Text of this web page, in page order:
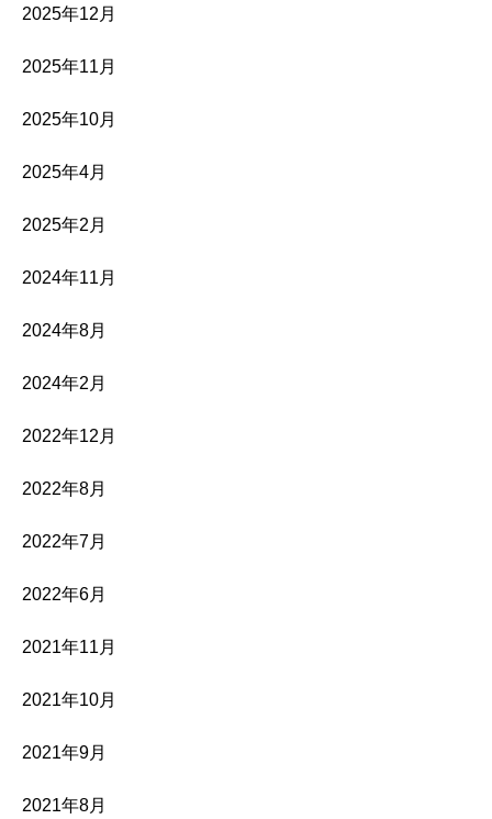
2025年12月
2025年11月
2025年10月
2025年4月
2025年2月
2024年11月
2024年8月
2024年2月
2022年12月
2022年8月
2022年7月
2022年6月
2021年11月
2021年10月
2021年9月
2021年8月